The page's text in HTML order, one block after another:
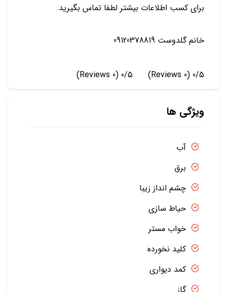
برای کسب اطلاعات بیشتر لطفا تماس بگیرید.
خانم گلدوست 09120378819
0/5
(0 Reviews)
0/5
(0 Reviews)
ویژگی ها
آب
برق
چشم انداز زیبا
حیاط سازی
خواب مستر
کلید نخورده
کمد دیواری